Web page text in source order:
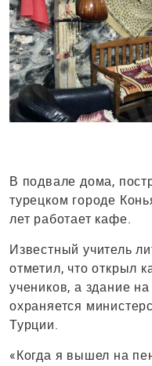
В подвале дома,
турецком городе
лет работает кафе.
Известный учитель
отметил, что открыл
учеников, а здание
охраняется
Турции.
«Когда я вышел на